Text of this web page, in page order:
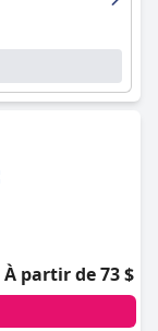
À partir de 73 $